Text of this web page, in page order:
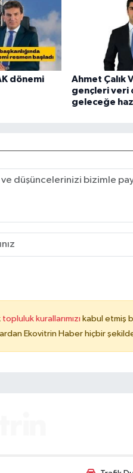
dönemi
Ahmet Çalık
gençleri veri
geleceğe
topluluk kurallarımızı kabul etmiş
Ekovitrin Haber hiçbir